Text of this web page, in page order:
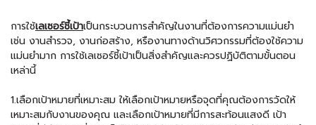
การใช้เลเซอร์ชี้เป้าเป็นกระบวนการสำคัญในงานที่ต้องการความแม่นยำ
เช่น งานสำรวจ, งานก่อสร้าง, หรืองานทางด้านวิศวกรรมที่ต้องใช้ความ
แม่นยำมาก การใช้เลเซอร์ชี้เป้าเป็นสิ่งสำคัญและควรปฏิบัติตามขั้นตอน
เหล่านี้
1.เลือกเป้าหมายที่เหมาะสม ให้เลือกเป้าหมายหรือจุดที่คุณต้องการวัดให้
เหมาะสมกับงานของคุณ และเลือกเป้าหมายที่มีการสะท้อนแสงดี เป้า